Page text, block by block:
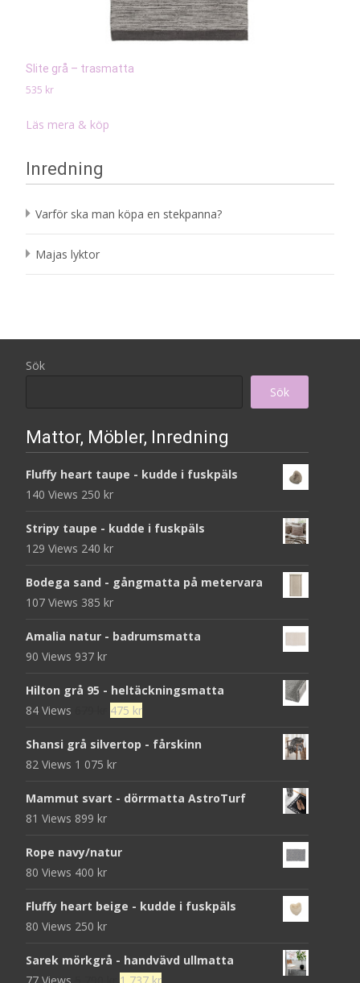
Slite grå – trasmatta
535 kr
Läs mera & köp
Inredning
Varför ska man köpa en stekpanna?
Majas lyktor
Sök
Sök
Mattor, Möbler, Inredning
Fluffy heart taupe - kudde i fuskpäls
140 Views 250 kr
Stripy taupe - kudde i fuskpäls
129 Views 240 kr
Bodega sand - gångmatta på metervara
107 Views 385 kr
Amalia natur - badrumsmatta
90 Views 937 kr
Hilton grå 95 - heltäckningsmatta
84 Views
Det
priset
var:
475 krDet
priset
Shansi grå silvertop - fårskinn
82 Views 1 075 kr
Mammut svart - dörrmatta AstroTurf
81 Views 899 kr
Rope navy/natur
80 Views 400 kr
Fluffy heart beige - kudde i fuskpäls
80 Views 250 kr
Sarek mörkgrå - handvävd ullmatta
77 Views
Det
1 737 krDet